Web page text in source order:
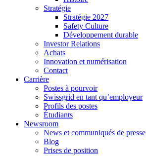
Stratégie
Stratégie 2027
Safety Culture
Développement durable
Investor Relations
Achats
Innovation et numérisation
Contact
Carrière
Postes à pourvoir
Swissgrid en tant qu’employeur
Profils des postes
Étudiants
Newsroom
News et communiqués de presse
Blog
Prises de position